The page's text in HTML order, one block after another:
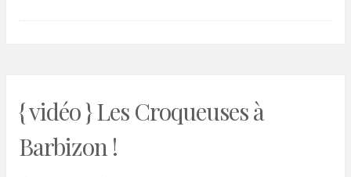
{ vidéo } Les Croqueuses à
Barbizon !